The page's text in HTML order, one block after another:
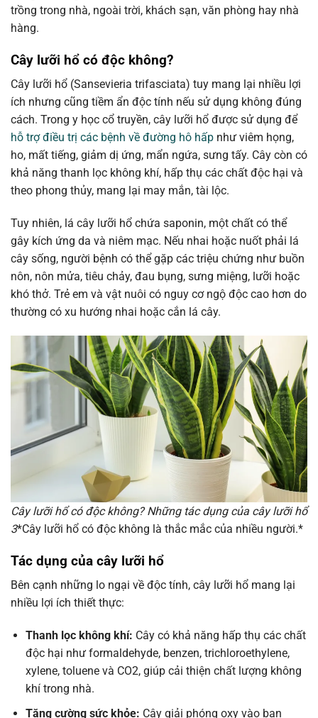
trồng trong nhà, ngoài trời, khách sạn, văn phòng hay nhà
hàng.
Cây lưỡi hổ có độc không?
Cây lưỡi hổ (Sansevieria trifasciata) tuy mang lại nhiều lợi
ích nhưng cũng tiềm ẩn độc tính nếu sử dụng không đúng
cách. Trong y học cổ truyền, cây lưỡi hổ được sử dụng để
hỗ trợ điều trị các bệnh về đường hô hấp như viêm họng,
ho, mất tiếng, giảm dị ứng, mẩn ngứa, sưng tấy. Cây còn có
khả năng thanh lọc không khí, hấp thụ các chất độc hại và
theo phong thủy, mang lại may mắn, tài lộc.
Tuy nhiên, lá cây lưỡi hổ chứa saponin, một chất có thể
gây kích ứng da và niêm mạc. Nếu nhai hoặc nuốt phải lá
cây sống, người bệnh có thể gặp các triệu chứng như buồn
nôn, nôn mửa, tiêu chảy, đau bụng, sưng miệng, lưỡi hoặc
khó thở. Trẻ em và vật nuôi có nguy cơ ngộ độc cao hơn do
thường có xu hướng nhai hoặc cắn lá cây.
Cây lưỡi hổ có độc không? Những tác dụng của cây lưỡi hổ
3*Cây lưỡi hổ có độc không là thắc mắc của nhiều người.*
Tác dụng của cây lưỡi hổ
Bên cạnh những lo ngại về độc tính, cây lưỡi hổ mang lại
nhiều lợi ích thiết thực:
Thanh lọc không khí: Cây có khả năng hấp thụ các chất
độc hại như formaldehyde, benzen, trichloroethylene,
xylene, toluene và CO2, giúp cải thiện chất lượng không
khí trong nhà.
Tăng cường sức khỏe: Cây giải phóng oxy vào ban